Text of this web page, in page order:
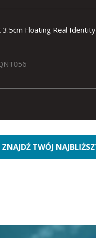
Floating Real Identity
ZNAJDŹ TWÓJ